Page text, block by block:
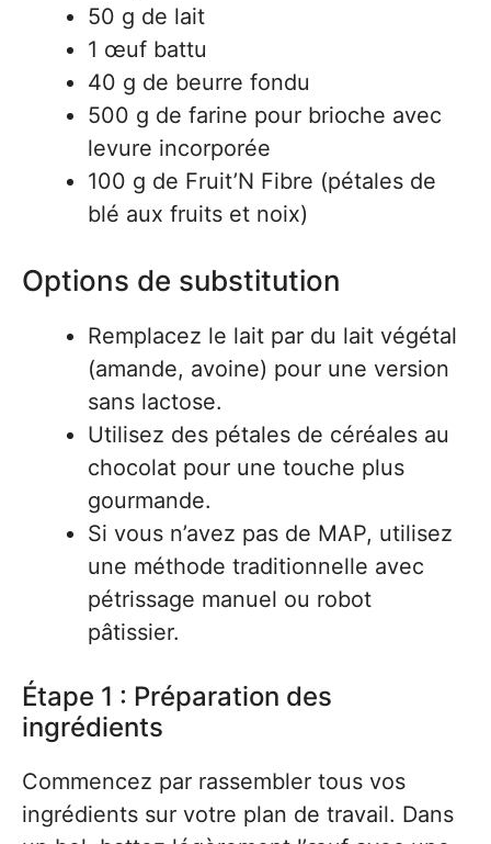
50 g de lait
1 œuf battu
40 g de beurre fondu
500 g de farine pour brioche avec
levure incorporée
100 g de Fruit’N Fibre (pétales de
blé aux fruits et noix)
Options de substitution
Remplacez le lait par du lait végétal
(amande, avoine) pour une version
sans lactose.
Utilisez des pétales de céréales au
chocolat pour une touche plus
gourmande.
Si vous n’avez pas de MAP, utilisez
une méthode traditionnelle avec
pétrissage manuel ou robot
pâtissier.
Étape 1 : Préparation des
ingrédients
Commencez par rassembler tous vos
ingrédients sur votre plan de travail. Dans